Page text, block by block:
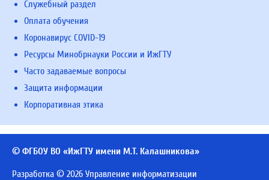
Служебный раздел
Оплата обучения
Коронавирус COVID-19
Ресурсы Минобрнауки России и ИжГТУ
Часто задаваемые вопросы
Защита информации
Корпоративная этика
© ФГБОУ ВО «ИжГТУ имени М.Т. Калашникова»
Разработка © 2026 Управление информатизации